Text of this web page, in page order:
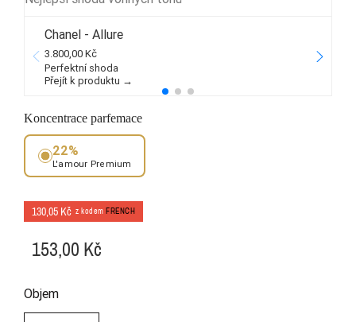
Chanel - Allure
3.800,00 Kč
Perfektní shoda
Přejít k produktu →
Koncentrace parfemace
22%
L'amour Premium
130,05 Kč z kodem FRENCH
153,00 Kč
Objem